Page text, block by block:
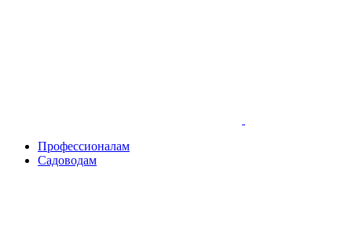
Профессионалам
Садоводам